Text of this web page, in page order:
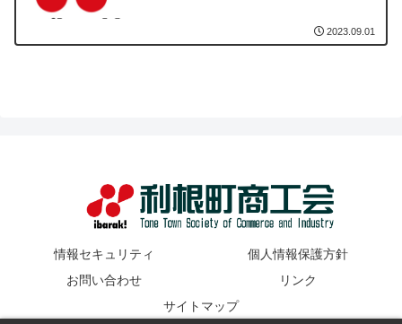
2023.09.01
情報セキュリティ
個人情報保護方針
お問い合わせ
リンク
サイトマップ